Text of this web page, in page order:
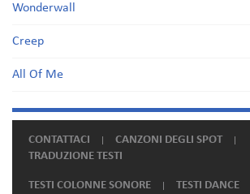
Wonderwall
Creep
All Of Me
CONTATTACI
CANZONI DEGLI SPOT
TRADUZIONE TESTI
TESTI COLONNE SONORE TESTI DANCE